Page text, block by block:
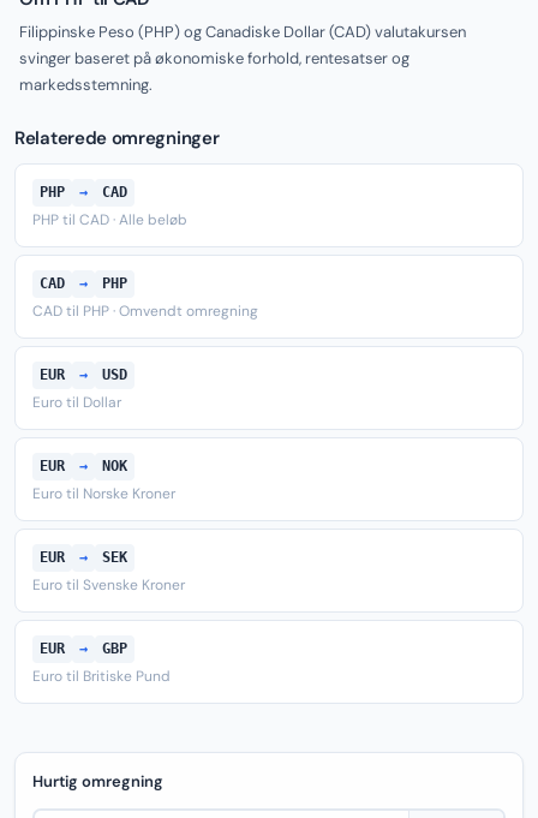
Filippinske Peso (PHP) og Canadiske Dollar (CAD) valutakursen
svinger baseret på økonomiske forhold, rentesatser og
markedsstemning.
Relaterede omregninger
PHP → CAD
PHP til CAD · Alle beløb
CAD → PHP
CAD til PHP · Omvendt omregning
EUR → USD
Euro til Dollar
EUR → NOK
Euro til Norske Kroner
EUR → SEK
Euro til Svenske Kroner
EUR → GBP
Euro til Britiske Pund
Hurtig omregning